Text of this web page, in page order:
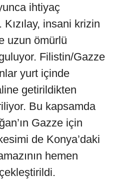
ihtiyaç
Kızılay, insani krizin
uzun ömürlü
Filistin/Gazze
yurt içinde
getirildikten
Bu kapsamda
Gazze için
de Konya’daki
hemen